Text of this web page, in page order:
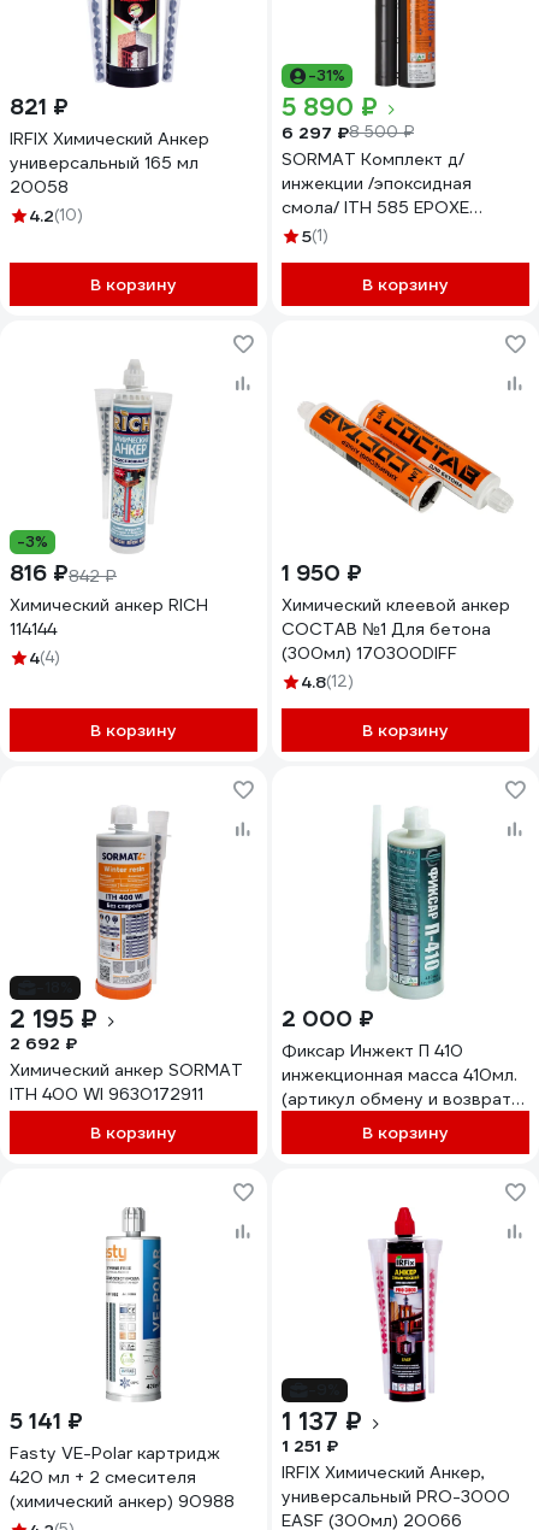
821 ₽
IRFIX Химический Анкер
универсальный 165 мл
20058
4.2(10)
В корзину
-31%
5 890 ₽
6 297 ₽8 500 ₽
SORMAT Комплект д/
инжекции /эпоксидная
смола/ ITH 585 EPOXE
9640072946
5(1)
В корзину
-3%
816 ₽842 ₽
Химический анкер RICH
114144
4(4)
В корзину
1 950 ₽
Химический клеевой анкер
СОСТАВ №1 Для бетона
(300мл) 170300DIFF
4.8(12)
В корзину
2 195 ₽
2 692 ₽
Химический анкер SORMAT
ITH 400 WI 9630172911
В корзину
2 000 ₽
Фиксар Инжект П 410
инжекционная масса 410мл.
(артикул обмену и возврату
не подлежит) 611101410
В корзину
5 141 ₽
Fasty VE-Polar картридж
420 мл + 2 смесителя
(химический анкер) 90988
1 137 ₽
1 251 ₽
IRFIX Химический Анкер,
универсальный PRO-3000
EASF (300мл) 20066